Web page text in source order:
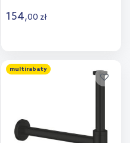
154,00 zł
Dodaj do
multirabaty